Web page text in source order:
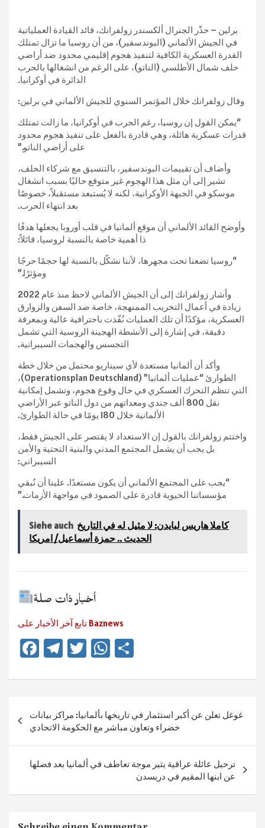
برلين – حذّر الجنرال ألكسندر زولفرانك، قائد القيادة العملياتية
في الجيش الألماني (البوندسفير)، من أن روسيا ما تزال تمتلك
القدرة العسكرية الكافية لتنفيذ هجوم إقليمي محدود ضد أراضي
حلف شمال الأطلسي (الناتو)، على الرغم من انشغالها بالحرب
الدائرة في أوكرانيا.
وقال زولفرانك خلال المؤتمر السنوي للجيش الألماني في برلين:
“يمكن القول إن روسيا، رغم الحرب في أوكرانيا، ما زالت تمتلك
قدرات عسكرية هائلة، وهي قادرة بالفعل على تنفيذ هجوم محدود
على أراضي الناتو.”
وأضاف أن تقييمات البوندسفير، بالتنسيق مع شركاء الحلف،
تشير إلى أن مثل هذا الهجوم غير متوقع حاليًا بسبب انشغال
موسكو في الجبهة الأوكرانية، لكنه لا يُستبعد مستقبلاً، خصوصًا
بعد انتهاء الحرب.
وأوضح القائد الألماني أن موقع ألمانيا في قلب أوروبا يجعلها هدفًا
ذا أهمية خاصة بالنسبة لروسيا، قائلاً:
“روسيا تضعنا تحت مجهرها، لأننا نشكّل بالنسبة لها حجمًا حرجًا
ومؤثرًا.”
وأشار زولفرانك إلى أن الجيش الألماني لاحظ منذ عام 2022
زيادة في أعمال التخريب الممنهجة، خاصة ضد السفن والزوارق
العسكرية، مؤكدًا أن تلك العمليات نُفّذت باحترافية عالية وبمعرفة
دقيقة، في إشارة إلى الأنشطة الهجينة الروسية التي تشمل
التجسس والهجمات السيبرانية.
وأكد أن ألمانيا مستعدة لأي سيناريو محتمل من خلال خطة
الطوارئ “عمليات ألمانيا” (Operationsplan Deutschland)،
التي تنظم التحرك العسكري في حال وقوع هجوم، وتشمل إمكانية
نقل 800 ألف جندي ومعداتهم من دول الناتو عبر الأراضي
الألمانية خلال 180 يومًا في حالة الطوارئ.
واختتم زولفرانك بالقول إن الاستعداد لا يقتصر على الجيش فقط،
بل يجب أن يشمل المجتمع المدني والبنية التحتية والأمن
السيبراني:
“يجب على المجتمع الألماني أن يكون مستعدًا. علينا أن نُبقي
مؤسساتنا الحيوية قادرة على الصمود في مواجهة الأزمات.”
Siehe auch كاملا هاريس لبايدن: لا مثيل له في التاريخ
الحديث .. حمزة أسماعيل/ امريكا
أخبار ذات صلة
تابع آخر الأخبار على Baznews
Fa
b
o
ok
Te
gr
a
m
T
tt
er
W
at
sA
p
p
n
غوغل تعلن عن أكبر استثمار في تاريخها بألمانيا: مراكز بيانات
خضراء وتعاون مباشر مع الحكومة الاتحادي
ترحيل عائلة عراقية يثير موجة تعاطف في ألمانيا بعد فصلها
عن ابنها المقيم في دريسدن